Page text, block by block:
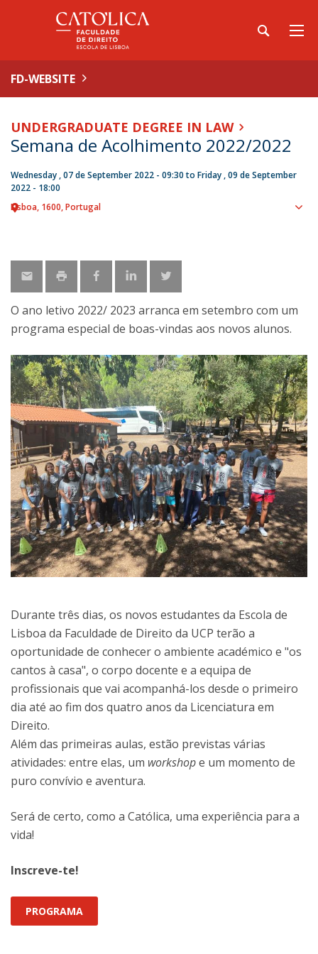
FD-WEBSITE
UNDERGRADUATE DEGREE IN LAW
Semana de Acolhimento 2022/2022
Wednesday , 07 de September 2022 - 09:30to Friday , 09 de September
2022 - 18:00
Lisboa 1600 Portugal
O ano letivo 2022/ 2023 arranca em setembro com um
programa especial de boas-vindas aos novos alunos.
Durante três dias, os novos estudantes da Escola de
Lisboa da Faculdade de Direito da UCP terão a
oportunidade de conhecer o ambiente académico e "os
cantos à casa", o corpo docente e a equipa de
profissionais que vai acompanhá-los desde o primeiro
dia até ao fim dos quatro anos da Licenciatura em
Direito.
Além das primeiras aulas, estão previstas várias
atividades: entre elas, um workshope um momento de
puro convívio e aventura.
Será de certo, como a Católica, uma experiência para a
vida!
Inscreve-te!
PROGRAMA